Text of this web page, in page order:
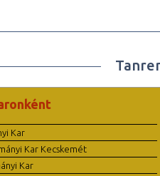
Kar
Kar Kecskemét
Kar